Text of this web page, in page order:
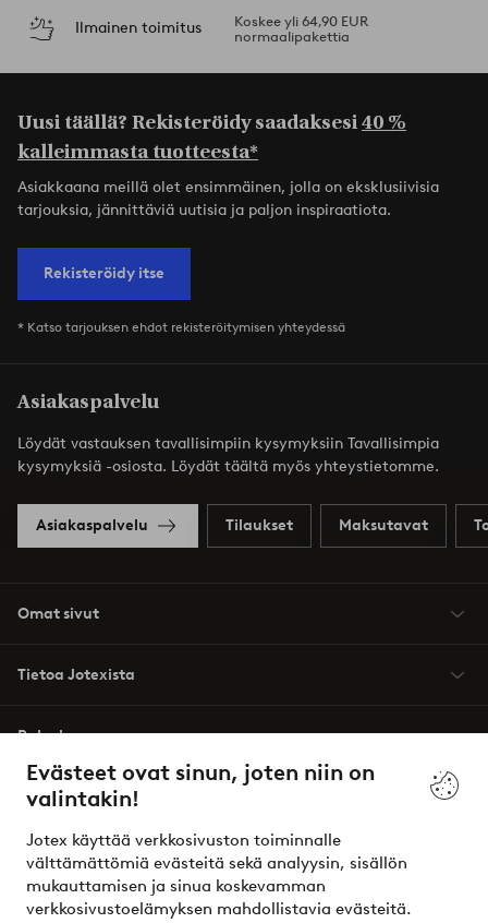
Evästeet ovat sinun, joten niin on
valintakin!
Jotex käyttää verkkosivuston toiminnalle
välttämättömiä evästeitä sekä analyysin, sisällön
mukauttamisen ja sinua koskevamman
verkkosivustoelämyksen mahdollistavia evästeitä.
Ilmainen toimitus
Koskee yli 64,90 EUR
normaalipakettia
Uusi täällä? Rekisteröidy saadaksesi40 %
kalleimmasta tuotteesta*
Asiakkaana meillä olet ensimmäinen, jolla on eksklusiivisia
tarjouksia, jännittäviä uutisia ja paljon inspiraatiota.
Rekisteröidy itse
* Katso tarjouksen ehdot rekisteröitymisen yhteydessä
Asiakaspalvelu
Löydät vastauksen tavallisimpiin kysymyksiin Tavallisimpia
kysymyksiä -osiosta. Löydät täältä myös yhteystietomme.
Asiakaspalvelu Tilaukset Maksutavat
Omat sivut
Tietoa Jotexista
Palvelumme
Ehdot
Ystävät